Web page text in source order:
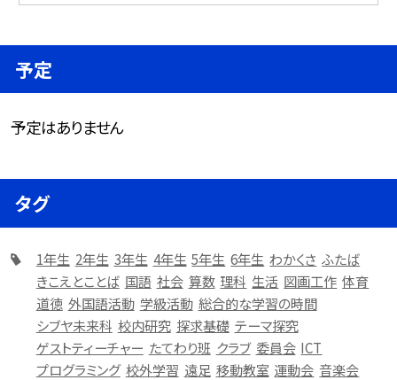
予定
予定はありません
タグ
1年生 2年生 3年生 4年生 5年生 6年生 わかくさ ふたば
きこえとことば 国語 社会 算数 理科 生活 図画工作 体育
道徳 外国語活動 学級活動 総合的な学習の時間
シブヤ未来科 校内研究 探求基礎 テーマ探究
ゲストティーチャー たてわり班 クラブ 委員会 ICT
プログラミング 校外学習 遠足 移動教室 運動会 音楽会